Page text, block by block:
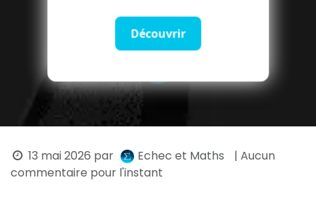
13 mai 2026 par Echec et Maths
| Aucun
commentaire pour l'instant
Découvrir